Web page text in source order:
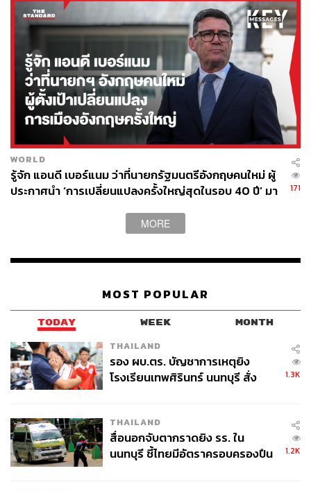
WORLD
รู้จัก แอนดี เบอร์แนม ว่าที่นายกรัฐมนตรีอังกฤษคนใหม่ ผู้
ประกาศนำ ‘การเปลี่ยนแปลงครั้งใหญ่สุดในรอบ 40 ปี’ มา
171
MORE
MOST POPULAR
TODAY WEEK MONTH
THAILAND
รอง ผบ.ตร. บัญชาการเหตุยิง
โรงเรียนเทพศิรินทร์ นนทบุรี สั่ง
1.3K
THAILAND
สื่อนอกจับตากราดยิง รร. ใน
นนทบุรี ชี้ไทยมีอัตราครอบครองปืน
1.2K